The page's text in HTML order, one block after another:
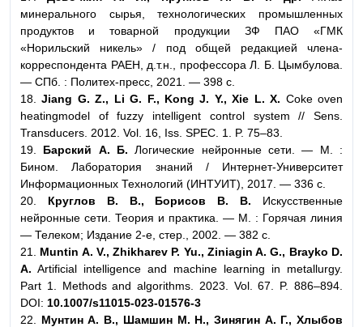
минерального сырья, технологических промышленных
продуктов и товарной продукции ЗФ ПАО «ГМК
«Норильский никель» / под общей редакцией члена-
корреспондента РАЕН, д.т.н., профессора Л. Б. Цымбулова.
— СПб. : Политех-пресс, 2021. — 398 с.
18.Jiang G. Z., Li G. F., Kong J. Y., Xie L. X. Coke oven
heatingmodel of fuzzy intelligent control system // Sens.
Transducers. 2012. Vol. 16, Iss. SPEC. 1. P. 75–83.
19. Барский А. Б. Логические нейронные сети. — М. :
Бином. Лаборатория знаний / Интернет-Университет
Информационных Технологий (ИНТУИТ), 2017. — 336 с.
20.
Круглов В. В., Борисов В. В. Искусственные
нейронные сети. Теория и практика. — М. : Горячая линия
— Телеком; Издание 2-е, стер., 2002. — 382 с.
21. Muntin A. V., Zhikharev P. Yu., Ziniagin A. G., Brayko D.
A. Artificial intelligence and machine learning in metallurgy.
Part 1. Methods and algorithms. 2023. Vol. 67. P. 886–894.
DOI: 10.1007/s11015-023-01576-3
22. Мунтин А. В., Шамшин М. Н., Зинягин А. Г., Хлыбов